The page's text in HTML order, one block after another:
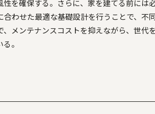
を確保する。さらに、家を建てる前には
わせた最適な基礎設計を行うことで、不
メンテナンスコストを抑えながら、世代
。